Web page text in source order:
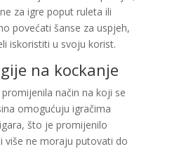
za igre poput ruleta ili
povećati šanse za uspjeh,
iskoristiti u svoju korist.
na kockanje
način na koji se
omogućuju igračima
što je promijenilo
više ne moraju putovati do